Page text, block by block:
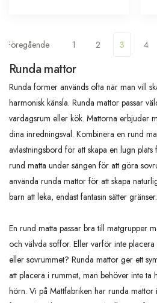
Föregående 1 2 3 4
Runda mattor
Runda former används ofta när man vill
harmonisk känsla. Runda mattor passar
vardagsrum eller kök. Mattorna erbjuder
dina inredningsval. Kombinera en rund
avlastningsbord för att skapa en lugn
rund matta under sängen för att göra
använda runda mattor för att skapa
barn att leka, endast fantasin sätter gränser.
En rund matta passar bra till matgrupper
och välvda soffor. Eller varför inte
eller sovrummet? Runda mattor ger ett
att placera i rummet, man behöver inte ta
hörn. Vi på Mattfabriken har runda